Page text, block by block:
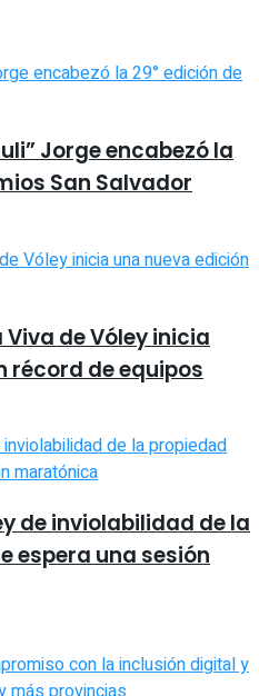
Jorge encabezó la
San Salvador
de Vóley inicia
récord de equipos
de inviolabilidad de la
espera una sesión